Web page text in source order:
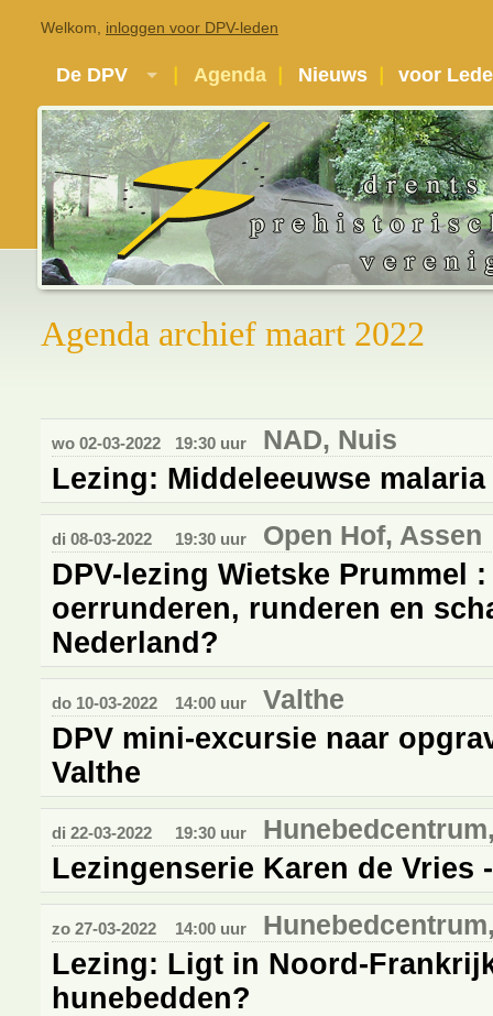
Agenda archief maart 2022
wo 02-03-2022 19:30 uur NAD, Nuis
Lezing: Middeleeuwse
di 08-03-2022 19:30 uur Open Hof, Assen
DPV-lezing Wietske Prummel
oerrunderen, runderen en
Nederland?
do 10-03-2022 14:00 uur Valthe
DPV mini-excursie naar
Valthe
di 22-03-2022 19:30 uur
Lezingenserie Karen de Vries
zo 27-03-2022 14:00 uur
Lezing: Ligt in Noord-
hunebedden?
Welkom, inloggen voor DPV-leden
De DPV Agenda Nieuws voor